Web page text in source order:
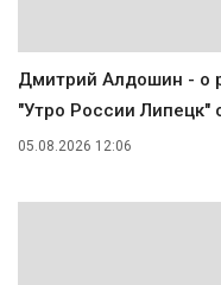
Дмитрий Алдошин - о
"Утро России Липецк"
05.08.2026 12:06